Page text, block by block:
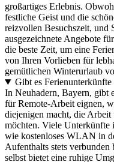
großartiges Erlebnis.
festliche Geist und die
reizvollen Besuchszeit, und
ausgezeichnete Angebote
die beste Zeit, um eine
von Ihren Vorlieben für
gemütlichen Winterurlaub
Gibt es
In Neuhadern, Bayern, gibt
für Remote-Arbeit eignen,
diejenigen macht, die
möchten. Viele Unterkünfte
wie kostenloses WLAN in
Aufenthalts stets
selbst bietet eine ruhige